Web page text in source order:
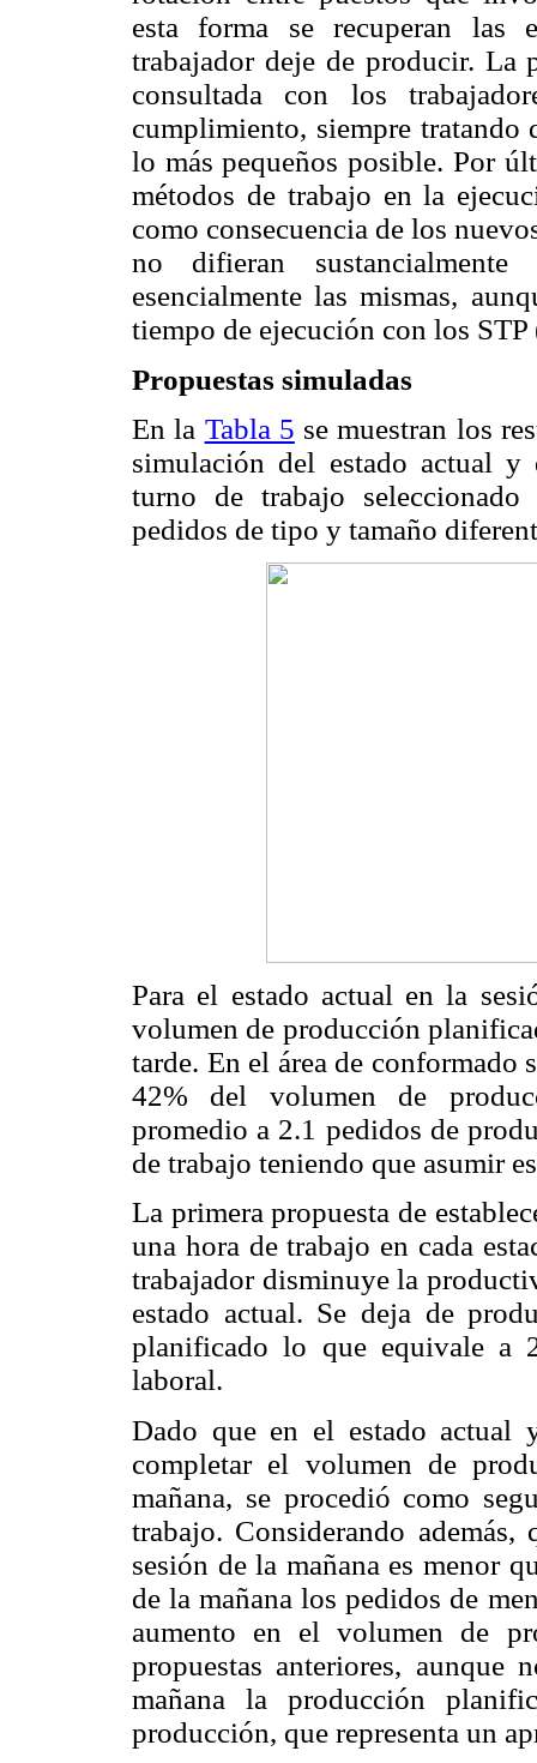
esta forma se recuperan las
trabajador deje de producir. La
consultada con los
cumplimiento, siempre tratando
lo más pequeños posible. Por
métodos de trabajo en la
como consecuencia de los
no difieran
esencialmente las mismas,
tiempo de ejecución con los
Propuestas simuladas
En la Tabla 5 se muestran los
simulación del estado actual
turno de trabajo
pedidos de tipo y tamaño
Para el estado actual en la
volumen de producción
tarde. En el área de conformado
42% del volumen de
promedio a 2.1 pedidos de
de trabajo teniendo que asumir
La primera propuesta de
una hora de trabajo en cada
trabajador disminuye la
estado actual. Se deja de
planificado lo que equivale a
laboral.
Dado que en el estado actual
completar el volumen de
mañana, se procedió como
trabajo. Considerando
sesión de la mañana es menor
de la mañana los pedidos de
aumento en el volumen de
propuestas anteriores,
mañana la producción
producción, que representa un